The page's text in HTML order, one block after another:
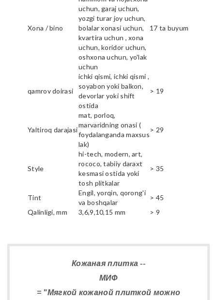
Xona / bino
uchun, garaj uchun,
yozgi turar joy uchun,
bolalar xonasi uchun,
kvartira uchun , xona
uchun, koridor uchun,
oshxona uchun, yo'lak
uchun
17 ta buyum
qamrov doirasi
ichki qismi, ichki qismi ,
soyabon yoki balkon,
devorlar yoki shift
ostida
> 19
Yaltiroq darajasi
mat, porloq,
marvaridning onasi (
foydalanganda maxsus
lak)
> 29
Style
hi-tech, modern, art,
rococo, tabiiy daraxt
kesmasi ostida yoki
tosh plitkalar
> 35
Tint
Engil, yorqin, qorong'i
va boshqalar
> 45
Qalinligi, mm
3,6,9,10,15 mm > 9
Кожаная плитка --
МИФ
= "Мягкой кожаной плиткой можно